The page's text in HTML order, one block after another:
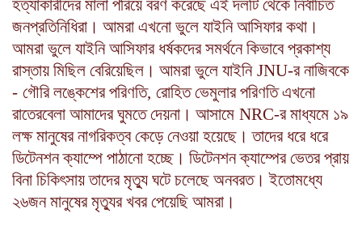
হত্যাকারীদের মালা পরিয়ে বরণ করেছে এই দলটি থেকে নির্বাচিত
জনপ্রতিনিধিরা। আমরা এখনো ভুলে যাইনি আসিফার কথা।
আমরা ভুলে যাইনি আসিফার ধর্ষকদের সমর্থনে কিভাবে প্রকাশ্য
রাস্তায় মিছিল বেরিয়েছিল। আমরা ভুলে যাইনি JNU-র নাজিবকে
- গৌরি লঙ্কেশের পরিণতি, রোহিত ভেমুলার পরিণতি এখনো
রাতেরবেলা আমাদের ঘুমতে দেয়না। আসামে NRC-র মাধ্যমে ১৯
লক্ষ মানুষের নাগরিকত্ব কেড়ে নেওয়া হয়েছে। তাদের ধরে ধরে
ডিটেনশন ক্যাম্পে পাঠানো হচ্ছে। ডিটেনশন ক্যাম্পের ভেতর প্রায়
বিনা চিকিৎসায় তাদের মৃত্যু ঘটে চলেছে অনবরত। ইতোমধ্যে
২৬জন মানুষের মৃত্যুর খবর পেয়েছি আমরা।